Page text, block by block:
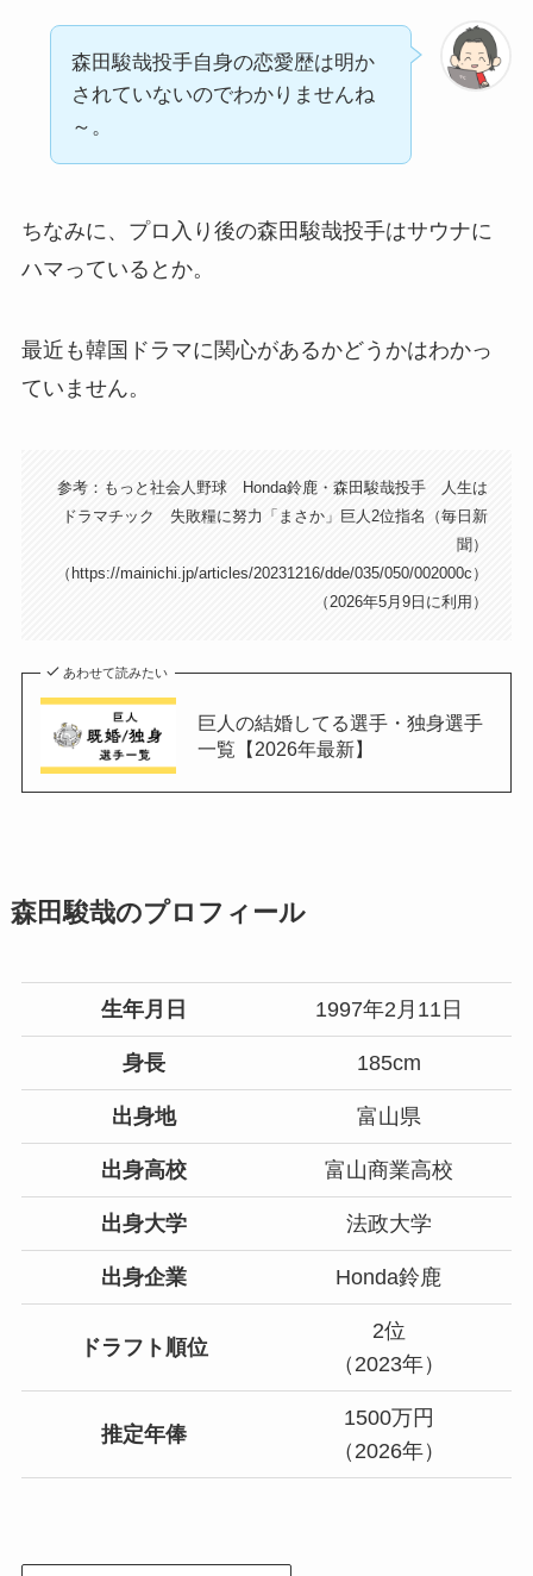
森田駿哉投手自身の恋愛歴は明か
されていないのでわかりませんね
～。
ちなみに、プロ入り後の森田駿哉投手はサウナに
ハマっているとか。
最近も韓国ドラマに関心があるかどうかはわかっ
ていません。
参考：もっと社会人野球 Honda鈴鹿・森田駿哉投手 人生は
ドラマチック 失敗糧に努力「まさか」巨人2位指名（毎日新
聞）
（https://mainichi.jp/articles/20231216/dde/035/050/002000c）
（2026年5月9日に利用）
あわせて読みたい
巨人の結婚してる選手・独身選手
一覧【2026年最新】
森田駿哉のプロフィール
生年月日 1997年2月11日
身長 185cm
出身地 富山県
出身高校 富山商業高校
出身大学 法政大学
出身企業 Honda鈴鹿
ドラフト順位
2位
（2023年）
推定年俸
1500万円
（2026年）